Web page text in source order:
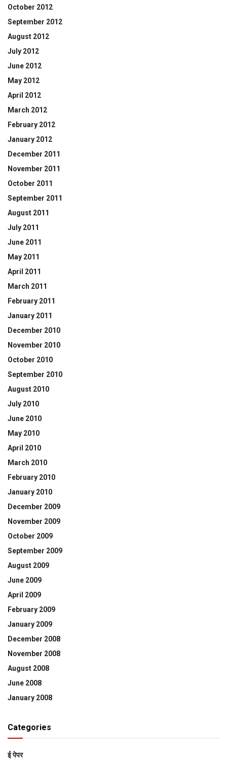
October 2012
September 2012
August 2012
July 2012
June 2012
May 2012
April 2012
March 2012
February 2012
January 2012
December 2011
November 2011
October 2011
September 2011
August 2011
July 2011
June 2011
May 2011
April 2011
March 2011
February 2011
January 2011
December 2010
November 2010
October 2010
September 2010
August 2010
July 2010
June 2010
May 2010
April 2010
March 2010
February 2010
January 2010
December 2009
November 2009
October 2009
September 2009
August 2009
June 2009
April 2009
February 2009
January 2009
December 2008
November 2008
August 2008
June 2008
January 2008
Categories
ई पेपर